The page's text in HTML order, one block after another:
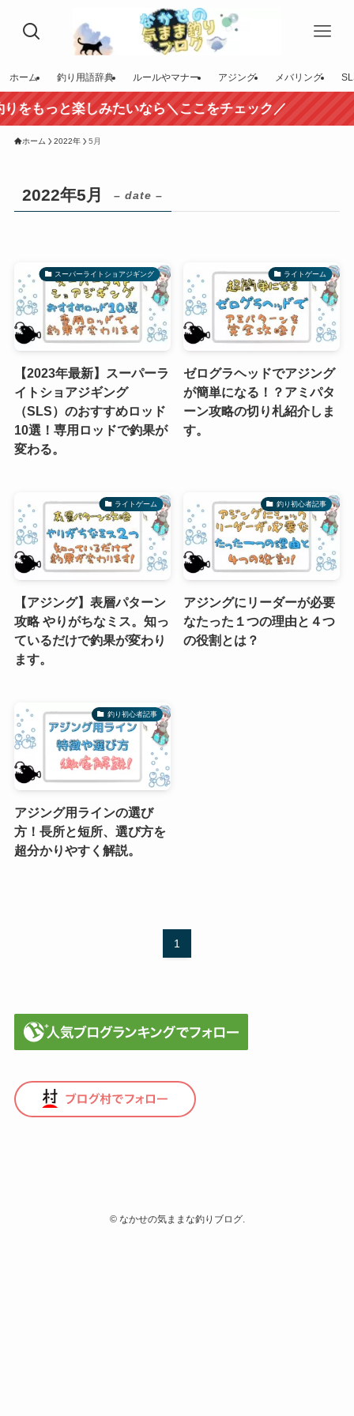
ホーム 釣り用語辞典 ルールやマナー アジング メバリング
をもっと楽しみたいなら＼ここをチェック／
ホーム 2022年 5月
2022年5月 – date –
スーパーライトショアジギング
【2023年最新】スーパーラ
イトショアジギング
（SLS）のおすすめロッド
10選！専用ロッドで釣果が
変わる。
ライトゲーム
ゼログラヘッドでアジング
が簡単になる！？アミパタ
ーン攻略の切り札紹介しま
す。
ライトゲーム
【アジング】表層パターン
攻略 やりがちなミス。知っ
ているだけで釣果が変わり
ます。
釣り初心者記事
アジングにリーダーが必要
なたった１つの理由と４つ
の役割とは？
釣り初心者記事
アジング用ラインの選び
方！長所と短所、選び方を
超分かりやすく解説。
1
©なかせの気ままな釣りブログ.